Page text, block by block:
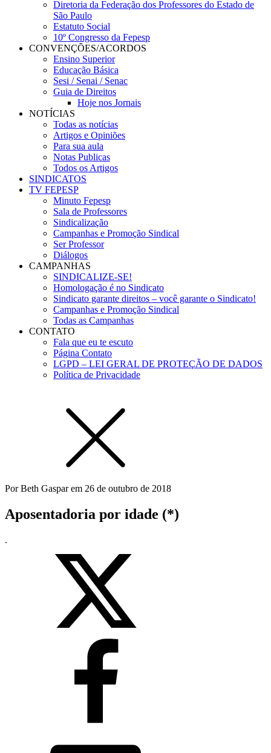
Diretoria da Federação dos Professores do Estado de
São Paulo
Estatuto Social
10º Congresso da Fepesp
CONVENÇÕES/ACORDOS
Ensino Superior
Educação Básica
Sesi / Senai / Senac
Guia de Direitos
Hoje nos Jornais
NOTÍCIAS
Todas as notícias
Artigos e Opiniões
Para sua aula
Notas Publicas
Todos os Artigos
SINDICATOS
TV FEPESP
Minuto Fepesp
Sala de Professores
Sindicalização
Campanhas e Promoção Sindical
Ser Professor
Diálogos
CAMPANHAS
SINDICALIZE-SE!
Homologação é no Sindicato
Sindicato garante direitos – você garante o Sindicato!
Campanhas e Promoção Sindical
Todas as Campanhas
CONTATO
Fala que eu te escuto
Página Contato
LGPD – LEI GERAL DE PROTEÇÃO DE DADOS
Política de Privacidade
PorBeth Gasparem 26 de outubro de 2018
Aposentadoria por idade (*)
.